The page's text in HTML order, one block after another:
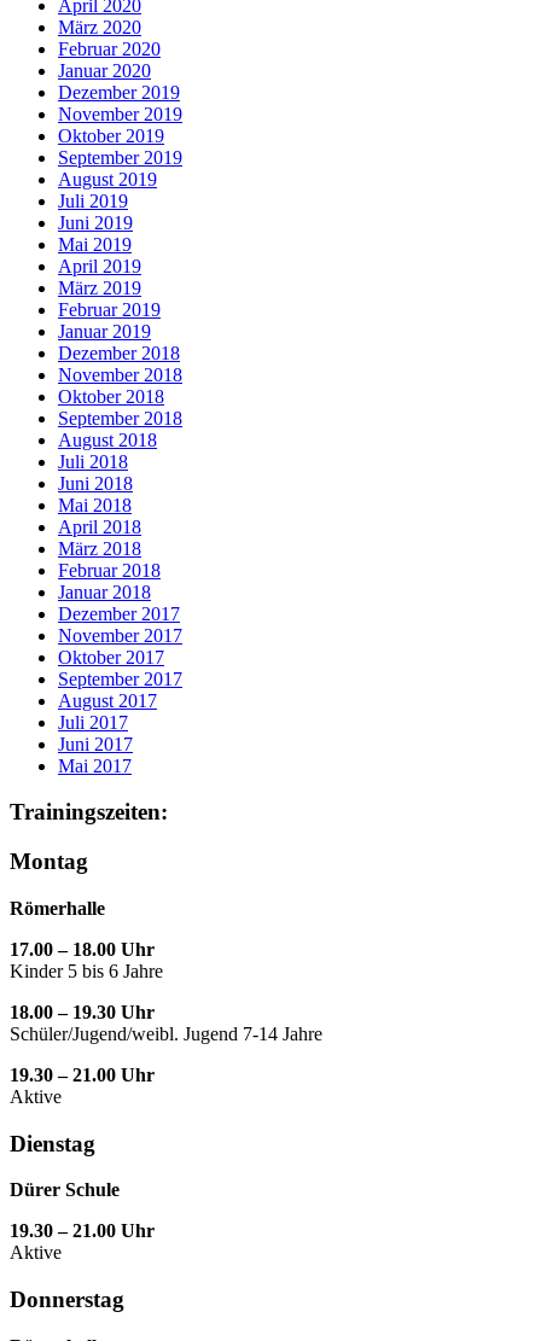
April 2020
März 2020
Februar 2020
Januar 2020
Dezember 2019
November 2019
Oktober 2019
September 2019
August 2019
Juli 2019
Juni 2019
Mai 2019
April 2019
März 2019
Februar 2019
Januar 2019
Dezember 2018
November 2018
Oktober 2018
September 2018
August 2018
Juli 2018
Juni 2018
Mai 2018
April 2018
März 2018
Februar 2018
Januar 2018
Dezember 2017
November 2017
Oktober 2017
September 2017
August 2017
Juli 2017
Juni 2017
Mai 2017
Trainingszeiten:
Montag
Römerhalle
17.00 – 18.00 Uhr
Kinder 5 bis 6 Jahre
18.00 – 19.30 Uhr
Schüler/Jugend/weibl. Jugend 7-14 Jahre
19.30 – 21.00 Uhr
Aktive
Dienstag
Dürer Schule
19.30 – 21.00 Uhr
Aktive
Donnerstag